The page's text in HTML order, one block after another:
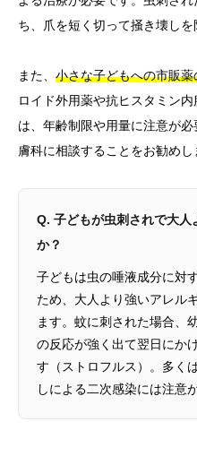
ち、爪を短く切って掻き壊しを
また、 小さな子どもへの市販
ロイド外用薬や抗ヒスタミン
は、年齢制限や用量に注意が
膚科に相談することをお勧めし
Q. 子どもが虫刺されで大
か？
子どもは虫の唾液成分に対
ため、大人より強いアレル
ます。蚊に刺された場合、
の反応が強く出て翌日にか
す（ストロフルス）。多く
しによる二次感染には注意